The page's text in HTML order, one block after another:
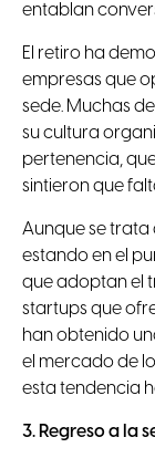
entablan
El retiro ha
empresas que
sede. Muchas
su cultura
pertenencia,
sintieron que
Aunque se trata
estando en el
que adoptan el
startups que
han obtenido
el mercado de
esta tendencia
3. Regreso a la